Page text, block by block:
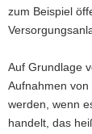
zum Beispiel
Auf Grundlage
Aufnahmen
werden, wenn
handelt, das